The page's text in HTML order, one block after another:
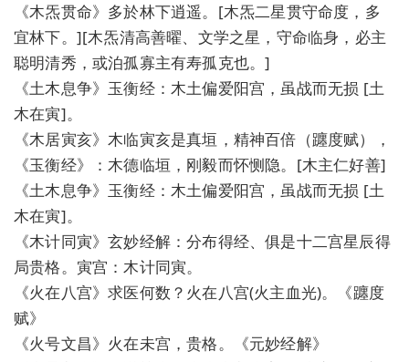
《木炁贯命》多於林下逍遥。[木炁二星贯守命度，多
宜林下。][木炁清高善曜、文学之星，守命临身，必主
聪明清秀，或泊孤寡主有寿孤克也。]
《土木息争》玉衡经：木土偏爱阳宫，虽战而无损 [土
木在寅]。
《木居寅亥》木临寅亥是真垣，精神百倍（躔度赋），
《玉衡经》：木德临垣，刚毅而怀恻隐。[木主仁好善]
《土木息争》玉衡经：木土偏爱阳宫，虽战而无损 [土
木在寅]。
《木计同寅》玄妙经解：分布得经、俱是十二宫星辰得
局贵格。寅宫：木计同寅。
《火在八宫》求医何数？火在八宫(火主血光)。《躔度
赋》
《火号文昌》火在未宫，贵格。《元妙经解》